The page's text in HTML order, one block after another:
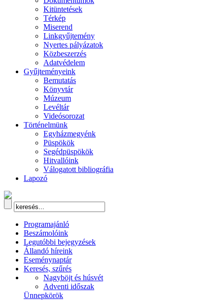
Kitüntetések
Térkép
Miserend
Linkgyűjtemény
Nyertes pályázatok
Közbeszerzés
Adatvédelem
Gyűjteményeink
Bemutatás
Könyvtár
Múzeum
Levéltár
Videósorozat
Történelmünk
Egyházmegyénk
Püspökök
Segédpüspökök
Hitvallóink
Válogatott bibliográfia
Lapozó
Programajánló
Beszámolóink
Legutóbbi bejegyzések
Állandó híreink
Eseménynaptár
Keresés, szűrés
Nagyböjt és húsvét
Adventi időszak
Ünnepkörök